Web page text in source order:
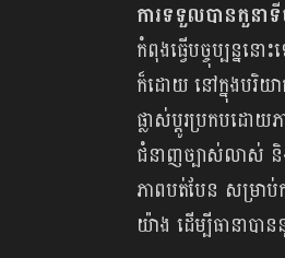
ការទទួលបានតួនា
កំពុងធ្វើបច្ចុប្បន្ន
ក៏ដោយ នៅក្នុងបរិយាក
ផ្លាស់ប្ដូរប្រកបដ
ជំនាញច្បាស់លាស់ និង
ភាពបត់បែន សម្រា
យ៉ាង ដើម្បីធានាប